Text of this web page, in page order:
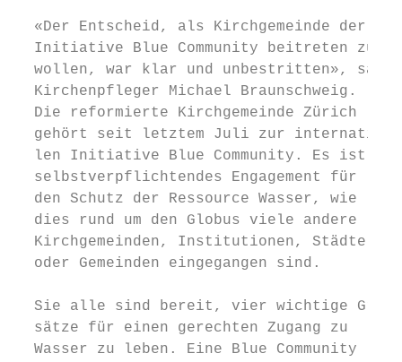
«Der Entscheid, als Kirchgemeinde der
  Initiative Blue Community beitreten zu
wollen, war klar und unbestritten»,
Kirchenpfleger Michael Braunschweig.
Die reformierte Kirchgemeinde Zürich
gehört seit letztem Juli zur
len Initiative Blue Community. Es ist
selbstverpflichtendes Engagement für
den Schutz der Ressource Wasser, wie
dies rund um den Globus viele andere
Kirchgemeinden, Institutionen, Städte
oder Gemeinden eingegangen sind.
Sie alle sind bereit, vier wichtige
sätze für einen gerechten Zugang zu
Wasser zu leben. Eine Blue Community